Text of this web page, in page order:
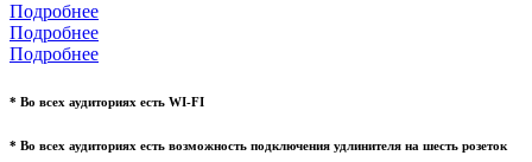
Подробнее
Подробнее
Подробнее
* Во всех аудиториях есть WI-FI
* Во всех аудиториях есть возможность подключения удлинителя на шесть розеток